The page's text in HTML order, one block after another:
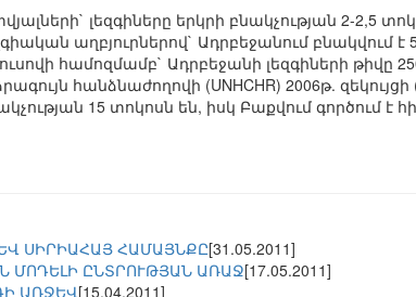
լեզգիները երկրի բնակչության 2-2,5
աղբյուրներով` Ադրբեջանում բնակվում է
համոզմամբ` Ադրբեջանի լեզգիների թիվը
հանձնաժողովի (UNHCHR) 2006թ. զեկույցի
15 տոկոսն են, իսկ Բաքվում գործում է
ՍԻՐԻԱՀԱՅ ՀԱՄԱՅՆՔԸ[31.05.2011]
ՄՈԴԵԼԻ ԸՆՏՐՈՒԹՅԱՆ ԱՌԱՋ[17.05.2011]
ԱՌՋԵՎ[15.04.2011]